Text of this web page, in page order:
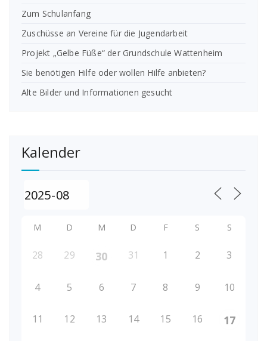
Zum Schulanfang
Zuschüsse an Vereine für die Jugendarbeit
Projekt „Gelbe Füße“ der Grundschule Wattenheim
Sie benötigen Hilfe oder wollen Hilfe anbieten?
Alte Bilder und Informationen gesucht
Kalender
M D M D F S S
28 29 30 31 1 2 3
4 5 6 7 8 9 10
11 12 13 14 15 16 17